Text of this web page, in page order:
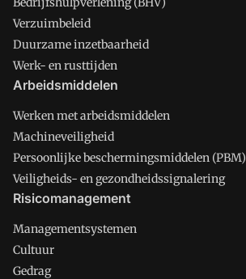
Verzuimbeleid
Duurzame inzetbaarheid
Werk- en rusttijden
Arbeidsmiddelen
Werken met arbeidsmiddelen
Machineveiligheid
Persoonlijke beschermingsmiddelen (PBM)
Veiligheids- en gezondheidssignalering
Risicomanagement
Managementsystemen
Cultuur
Gedrag